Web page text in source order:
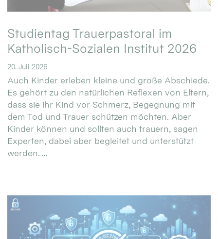
Studientag Trauerpastoral im
Katholisch-Sozialen Institut 2026
20. Juli 2026
Auch Kinder erleben kleine und große Abschiede.
Es gehört zu den natürlichen Reflexen von Eltern,
dass sie ihr Kind vor Schmerz, Begegnung mit
dem Tod und Trauer schützen möchten. Aber
Kinder können und sollten auch trauern, sagen
Experten, dabei aber begleitet und unterstützt
werden. ...